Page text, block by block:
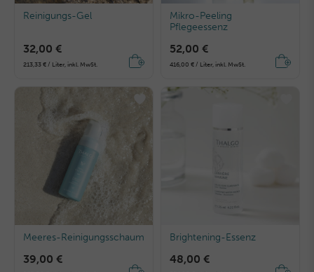
Reinigungs-Gel
32,00 €
213,33 € / Liter, inkl. MwSt.
Mikro-Peeling
Pflegeessenz
52,00 €
416,00 € / Liter, inkl. MwSt.
Meeres-Reinigungsschaum
39,00 €
Brightening-Essenz
48,00 €